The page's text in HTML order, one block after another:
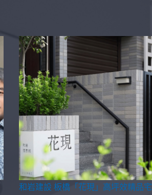
和岩建設 板橋「花現」高坪效精品宅